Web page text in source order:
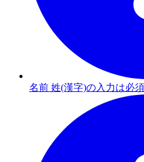
名前 姓(漢字)の入力は必